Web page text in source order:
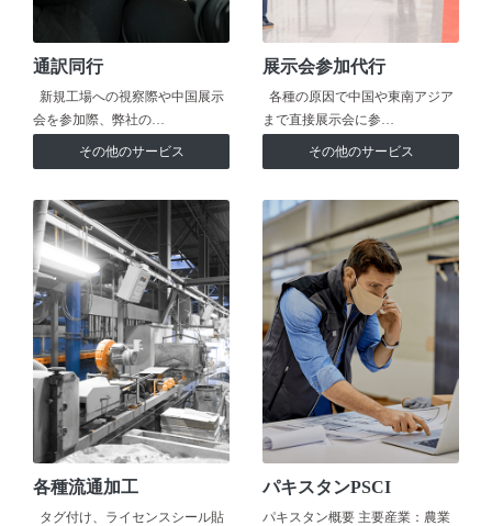
通訳同行
新規工場への視察際や中国展示
会を参加際、弊社の…
その他のサービス
展示会参加代行
各種の原因で中国や東南アジア
まで直接展示会に参…
その他のサービス
各種流通加工
タグ付け、ライセンスシール貼
パキスタンPSCI
パキスタン概要 主要産業：農業